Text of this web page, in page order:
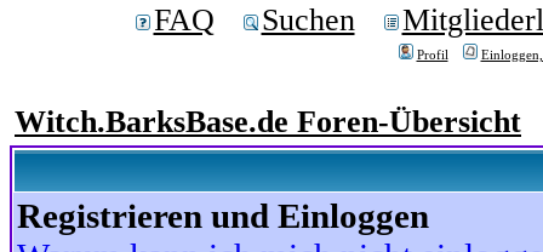
FAQ Suchen
Profil
Witch.BarksBase.de Foren-Übersicht
Registrieren und Einloggen